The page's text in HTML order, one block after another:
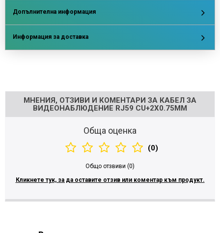
Допълнителна информация
Информация за доставка
МНЕНИЯ, ОТЗИВИ И КОМЕНТАРИ ЗА КАБЕЛ ЗА
ВИДЕОНАБЛЮДЕНИЕ RJ59 CU+2X0.75MM
Обща оценка
(0)
Общо отзвиви (0)
Кликнете тук, за да оставите отзив или коментар към продукт.